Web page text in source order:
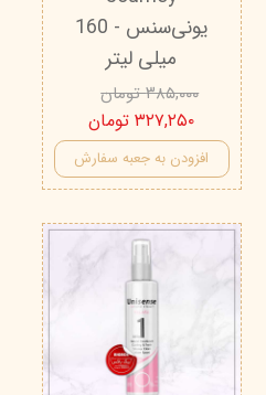
یونی‌سنس - 160
میلی لیتر
۳۸۵,۰۰۰ تومان
۳۲۷,۲۵۰ تومان
افزودن به جعبه سفارش